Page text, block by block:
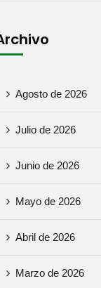
Agosto de 2026
Julio de 2026
Junio ​​de 2026
Mayo de 2026
Abril de 2026
Marzo de 2026